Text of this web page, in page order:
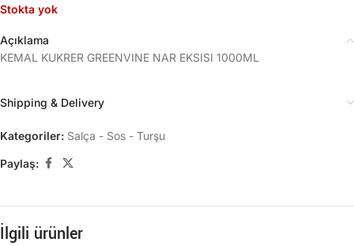
Stokta yok
Açıklama
KEMAL KUKRER GREENVINE NAR EKSISI 1000ML
Shipping & Delivery
Kategoriler: Salça - Sos - Turşu
Paylaş:
İlgili ürünler